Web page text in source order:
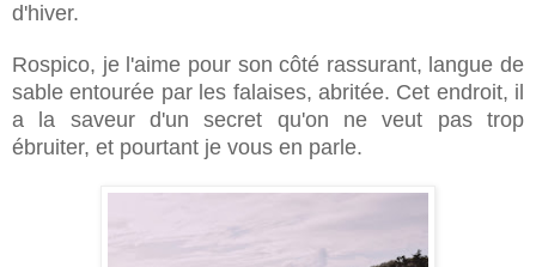
d'hiver.
Rospico, je l'aime pour son côté rassurant, langue de
sable entourée par les falaises, abritée. Cet endroit, il
a la saveur d'un secret qu'on ne veut pas trop
ébruiter, et pourtant je vous en parle.